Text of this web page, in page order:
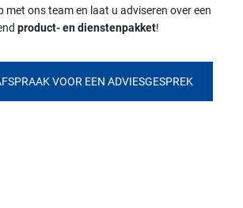
met ons team en laat u adviseren over een
product- en dienstenpakket!
VOOR EEN ADVIESGESPREK